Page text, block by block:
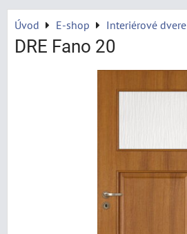
Úvod E-shop Interiérové dvere
DRE Fano 20